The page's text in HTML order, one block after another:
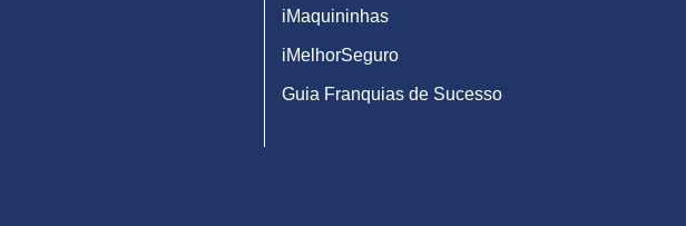
iMaquininhas
iMelhorSeguro
Guia Franquias de Sucesso